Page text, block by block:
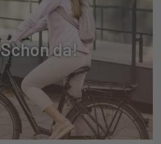
Schon da!